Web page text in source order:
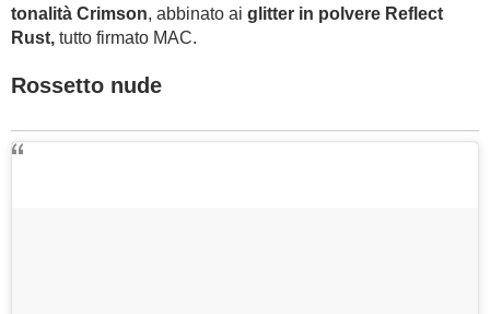
tonalità Crimson, abbinato ai glitter in polvere Reflect
Rust, tutto firmato MAC.
Rossetto nude